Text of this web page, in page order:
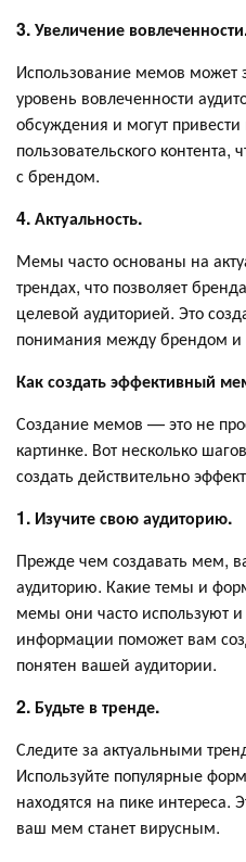
3. Увеличение
Использование мемов может
уровень вовлеченности
обсуждения и могут
пользовательского контента,
с брендом.
4. Актуальность.
Мемы часто основаны на
трендах, что позволяет
целевой аудиторией. Это
понимания между брендом и
Как создать эффективный
Создание мемов — это не
картинке. Вот несколько
создать действительно
1. Изучите свою аудиторию.
Прежде чем создавать мем,
аудиторию. Какие темы и
мемы они часто используют
информации поможет вам
понятен вашей аудитории.
2. Будьте в тренде.
Следите за актуальными
Используйте популярные
находятся на пике интереса.
ваш мем станет вирусным.